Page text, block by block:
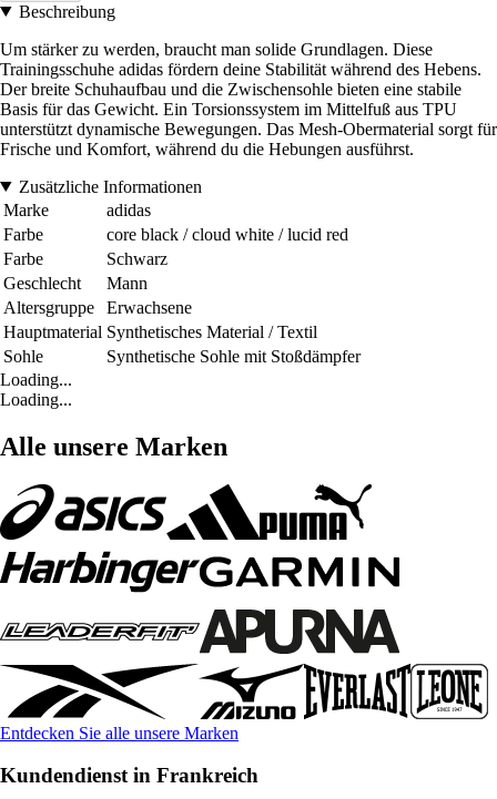
Beschreibung
Um stärker zu werden, braucht man solide Grundlagen. Diese
Trainingsschuhe adidas fördern deine Stabilität während des Hebens.
Der breite Schuhaufbau und die Zwischensohle bieten eine stabile
Basis für das Gewicht. Ein Torsionssystem im Mittelfuß aus TPU
unterstützt dynamische Bewegungen. Das Mesh-Obermaterial sorgt für
Frische und Komfort, während du die Hebungen ausführst.
Zusätzliche Informationen
Marke
adidas
Farbe
core black / cloud white / lucid red
Farbe
Schwarz
Geschlecht
Mann
Altersgruppe
Erwachsene
Hauptmaterial Synthetisches Material / Textil
Sohle
Synthetische Sohle mit Stoßdämpfer
Loading...
Loading...
Alle unsere Marken
Entdecken Sie alle unsere Marken
Kundendienst in Frankreich